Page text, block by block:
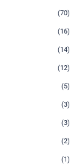
(70)
(16)
(14)
(12)
(5)
(3)
(3)
(2)
(1)